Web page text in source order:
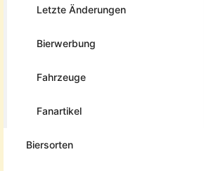
Letzte Änderungen
Bierwerbung
Fahrzeuge
Fanartikel
Biersorten